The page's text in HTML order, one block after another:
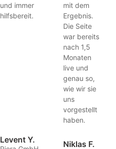
und immer
hilfsbereit.
Levent Y.
mit dem
Ergebnis.
Die Seite
war bereits
nach 1,5
Monaten
live und
genau so,
wie wir sie
uns
vorgestellt
haben.
Niklas F.